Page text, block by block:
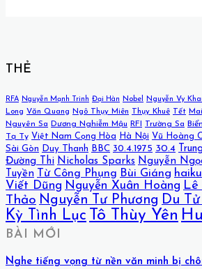
THẺ
RFA Nguyễn Mạnh Trinh Đại Hàn Nobel Nguyễn Vy
Long Văn Quang Ngô Thụy Miên Thụy Khuê Tết
Nguyên Sa Dương Nghiễm Mậu RFI Trường Sa
Tạ Tỵ Việt Nam Cọng Hòa Hà Nội Vũ Hoàng
Sài Gòn
Duy Thanh BBC 30.4.1975 30.4
Đường Thi Nicholas Sparks Nguyễn
Tuyền
Từ Công Phụng Bùi Giáng haiku
Viết Dũng Nguyễn Xuân Hoàng Lê
Thảo Nguyễn Tư Phương Du
Kỳ Tình Lục Tô Thùy Yên
BÀI MỚI
Nghe tiếng vọng từ nền văn minh bị